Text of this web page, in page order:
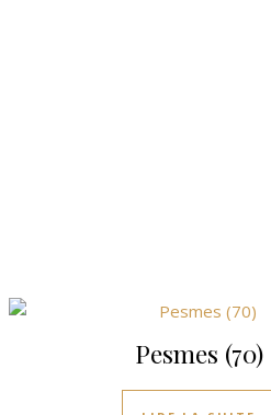
Pesmes (70)